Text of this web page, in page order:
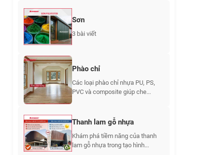
Sơn
3 bài viết
Phào chỉ
Các loại phào chỉ nhựa PU, PS,
PVC và composite giúp che...
Thanh lam gỗ nhựa
Khám phá tiềm năng của thanh
lam gỗ nhựa trong tạo hình...